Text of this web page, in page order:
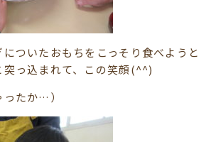
ついたおもちをこっそり食べようと
突っ込まれて、この笑顔(^^)
ったか…）